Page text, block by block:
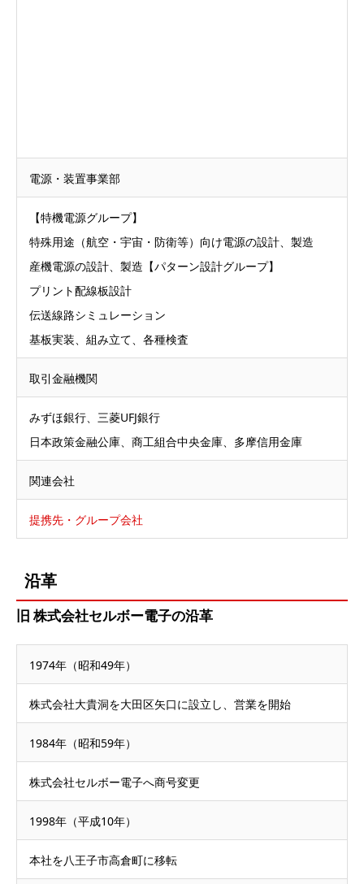
電源・装置事業部
【特機電源グループ】
特殊用途（航空・宇宙・防衛等）向け電源の設計、製造
産機電源の設計、製造【パターン設計グループ】
プリント配線板設計
伝送線路シミュレーション
基板実装、組み立て、各種検査
取引金融機関
みずほ銀行、三菱UFJ銀行
日本政策金融公庫、商工組合中央金庫、多摩信用金庫
関連会社
提携先・グループ会社
沿革
旧 株式会社セルボー電子の沿革
1974年（昭和49年）
株式会社大貴洞を大田区矢口に設立し、営業を開始
1984年（昭和59年）
株式会社セルボー電子へ商号変更
1998年（平成10年）
本社を八王子市高倉町に移転